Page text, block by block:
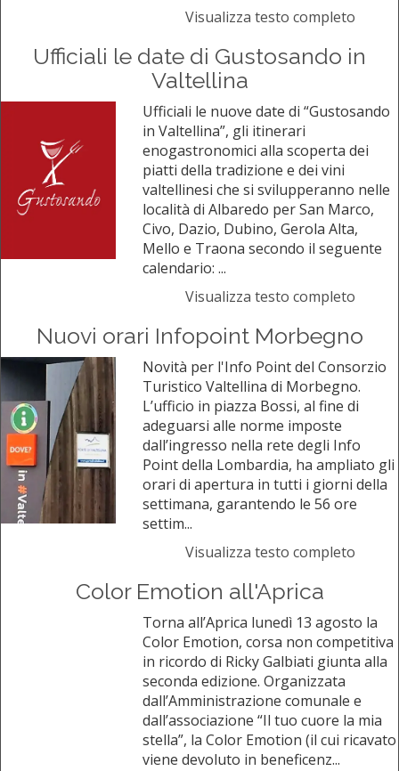
Visualizza testo completo
Ufficiali le date di Gustosando in
Valtellina
Ufficiali le nuove date di “Gustosando
in Valtellina”, gli itinerari
enogastronomici alla scoperta dei
piatti della tradizione e dei vini
valtellinesi che si svilupperanno nelle
località di Albaredo per San Marco,
Civo, Dazio, Dubino, Gerola Alta,
Mello e Traona secondo il seguente
calendario: ...
Visualizza testo completo
Nuovi orari Infopoint Morbegno
Novità per l'Info Point del Consorzio
Turistico Valtellina di Morbegno.
L’ufficio in piazza Bossi, al fine di
adeguarsi alle norme imposte
dall’ingresso nella rete degli Info
Point della Lombardia, ha ampliato gli
orari di apertura in tutti i giorni della
settimana, garantendo le 56 ore
settim...
Visualizza testo completo
Color Emotion all'Aprica
Torna all’Aprica lunedì 13 agosto la
Color Emotion, corsa non competitiva
in ricordo di Ricky Galbiati giunta alla
seconda edizione. Organizzata
dall’Amministrazione comunale e
dall’associazione “Il tuo cuore la mia
stella”, la Color Emotion (il cui ricavato
viene devoluto in beneficenz...